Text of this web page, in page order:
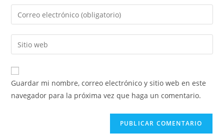
nombre
de
usuario
para
comentar
Introducí
tu
dirección
de
electrónico
para
comentar
Introducí
la
URL
de
Guardar mi nombre, correo electrónico y sitio web en este
navegador para la próxima vez que haga un comentario.